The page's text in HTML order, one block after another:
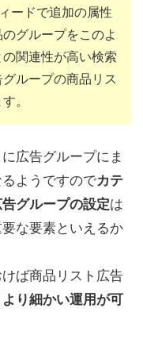
ードで追加の属性
グループをこのよ
関連性が高い検索
ループの商品リス
。
広告グループにま
ようですのでカテ
グループの設定は
な要素といえるか
ば商品リスト広告
り細かい運用が可